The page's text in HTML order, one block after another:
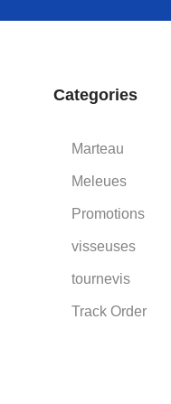
Categories
Marteau
Meleues
Promotions
visseuses
tournevis
Track Order